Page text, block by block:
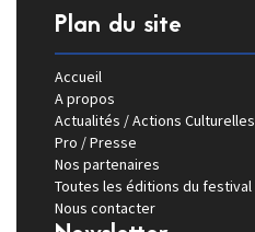
Plan du site
Accueil
A propos
Actualités / Actions Culturelles
Pro / Presse
Nos partenaires
Toutes les éditions du festival
Nous contacter